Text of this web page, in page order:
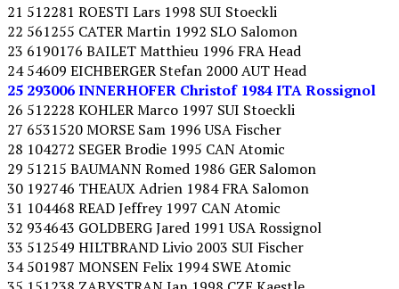
21 512281 ROESTI Lars 1998 SUI Stoeckli
22 561255 CATER Martin 1992 SLO Salomon
23 6190176 BAILET Matthieu 1996 FRA Head
24 54609 EICHBERGER Stefan 2000 AUT Head
25 293006 INNERHOFER Christof 1984 ITA Rossignol
26 512228 KOHLER Marco 1997 SUI Stoeckli
27 6531520 MORSE Sam 1996 USA Fischer
28 104272 SEGER Brodie 1995 CAN Atomic
29 51215 BAUMANN Romed 1986 GER Salomon
30 192746 THEAUX Adrien 1984 FRA Salomon
31 104468 READ Jeffrey 1997 CAN Atomic
32 934643 GOLDBERG Jared 1991 USA Rossignol
33 512549 HILTBRAND Livio 2003 SUI Fischer
34 501987 MONSEN Felix 1994 SWE Atomic